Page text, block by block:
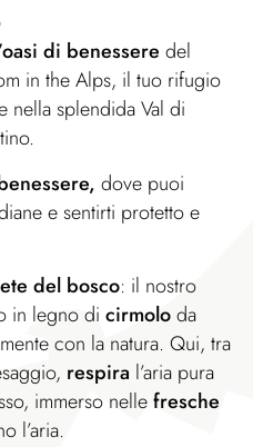
di benessere del
in the Alps, il tuo rifugio
nella splendida Val di
dove puoi
e sentirti protetto e
del bosco: il nostro
in legno di cirmoloda
con la natura. Qui, tra
respira l’aria pura
immerso nellefresche
l’aria.